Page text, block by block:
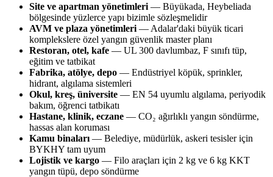
Site ve apartman yönetimleri — Büyükada, Heybeliada
bölgesinde yüzlerce yapı bizimle sözleşmelidir
AVM ve plaza yönetimleri — Adalar'daki büyük ticari
komplekslere özel yangın güvenlik master planı
Restoran, otel, kafe — UL 300 davlumbaz, F sınıfı tüp,
eğitim ve tatbikat
Fabrika, atölye, depo — Endüstriyel köpük, sprinkler,
hidrant, algılama sistemleri
Okul, kreş, üniversite — EN 54 uyumlu algılama, periyodik
bakım, öğrenci tatbikatı
Hastane, klinik, eczane — CO₂ ağırlıklı yangın söndürme,
hassas alan koruması
Kamu binaları — Belediye, müdürlük, askeri tesisler için
BYKHY tam uyum
Lojistik ve kargo — Filo araçları için 2 kg ve 6 kg KKT
yangın tüpü, depo söndürme